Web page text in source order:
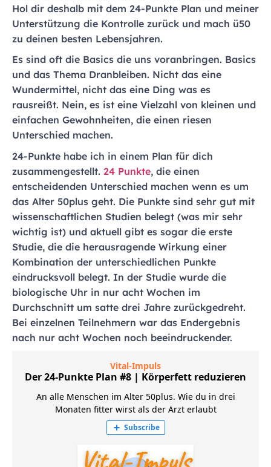
Hol dir deshalb mit dem 24-Punkte Plan und meiner
Unterstützung die Kontrolle zurück und mach ü50
zu deinen besten Lebensjahren.
Es sind oft die Basics die uns voranbringen. Basics
und das Thema Dranbleiben. Nicht das eine
Wundermittel, nicht das eine Ding was es
rausreißt. Nein, es ist eine Vielzahl von kleinen und
einfachen Gewohnheiten, die einen riesen
Unterschied machen.
24-Punkte habe ich in einem Plan für dich
zusammengestellt. 24 Punkte, die einen
entscheidenden Unterschied machen wenn es um
das Alter 50plus geht. Die Punkte sind sehr gut mit
wissenschaftlichen Studien belegt (was mir sehr
wichtig ist) und aktuell gibt es sogar die erste
Studie, die die herausragende Wirkung einer
Kombination der unterschiedlichen Punkte
eindrucksvoll belegt. In der Studie wurde die
biologische Uhr in nur acht Wochen im
Durchschnitt um satte drei Jahre zurückgedreht.
Bei einzelnen Teilnehmern war das Endergebnis
nach nur acht Wochen noch beeindruckender.